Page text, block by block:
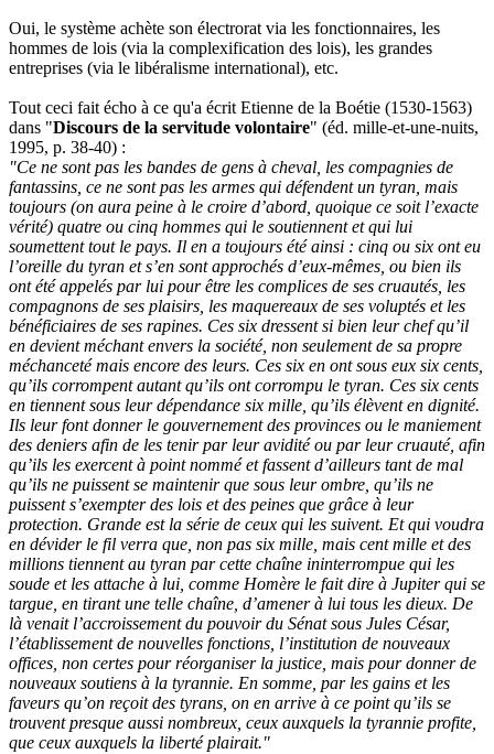
Oui, le système achète son électrorat via les fonctionnaires, les
hommes de lois (via la complexification des lois), les grandes
entreprises (via le libéralisme international), etc.
Tout ceci fait écho à ce qu'a écrit Etienne de la Boétie (1530-1563)
dans "Discours de la servitude volontaire" (éd. mille-et-une-nuits,
1995, p. 38-40) :
"Ce ne sont pas les bandes de gens à cheval, les compagnies de
fantassins, ce ne sont pas les armes qui défendent un tyran, mais
toujours (on aura peine à le croire d’abord, quoique ce soit l’exacte
vérité) quatre ou cinq hommes qui le soutiennent et qui lui
soumettent tout le pays. Il en a toujours été ainsi : cinq ou six ont eu
l’oreille du tyran et s’en sont approchés d’eux-mêmes, ou bien ils
ont été appelés par lui pour être les complices de ses cruautés, les
compagnons de ses plaisirs, les maquereaux de ses voluptés et les
bénéficiaires de ses rapines. Ces six dressent si bien leur chef qu’il
en devient méchant envers la société, non seulement de sa propre
méchanceté mais encore des leurs. Ces six en ont sous eux six cents,
qu’ils corrompent autant qu’ils ont corrompu le tyran. Ces six cents
en tiennent sous leur dépendance six mille, qu’ils élèvent en dignité.
Ils leur font donner le gouvernement des provinces ou le maniement
des deniers afin de les tenir par leur avidité ou par leur cruauté, afin
qu’ils les exercent à point nommé et fassent d’ailleurs tant de mal
qu’ils ne puissent se maintenir que sous leur ombre, qu’ils ne
puissent s’exempter des lois et des peines que grâce à leur
protection. Grande est la série de ceux qui les suivent. Et qui voudra
en dévider le fil verra que, non pas six mille, mais cent mille et des
millions tiennent au tyran par cette chaîne ininterrompue qui les
soude et les attache à lui, comme Homère le fait dire à Jupiter qui se
targue, en tirant une telle chaîne, d’amener à lui tous les dieux. De
là venait l’accroissement du pouvoir du Sénat sous Jules César,
l’établissement de nouvelles fonctions, l’institution de nouveaux
offices, non certes pour réorganiser la justice, mais pour donner de
nouveaux soutiens à la tyrannie. En somme, par les gains et les
faveurs qu’on reçoit des tyrans, on en arrive à ce point qu’ils se
trouvent presque aussi nombreux, ceux auxquels la tyrannie profite,
que ceux auxquels la liberté plairait."